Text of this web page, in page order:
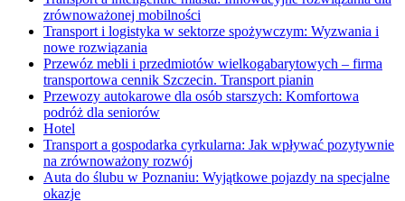
zrównoważonej mobilności
Transport i logistyka w sektorze spożywczym: Wyzwania i
nowe rozwiązania
Przewóz mebli i przedmiotów wielkogabarytowych – firma
transportowa cennik Szczecin. Transport pianin
Przewozy autokarowe dla osób starszych: Komfortowa
podróż dla seniorów
Hotel
Transport a gospodarka cyrkularna: Jak wpływać pozytywnie
na zrównoważony rozwój
Auta do ślubu w Poznaniu: Wyjątkowe pojazdy na specjalne
okazje